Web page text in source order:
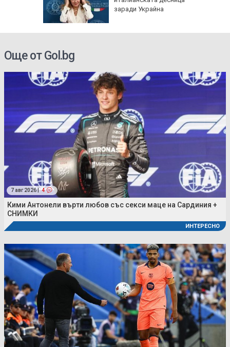
заради Украйна
Още от Gol.bg
7 авг 2026 | 4
Кими Антонели върти любов със секси маце на Сардиния +
СНИМКИ
ИНТЕРЕСНО